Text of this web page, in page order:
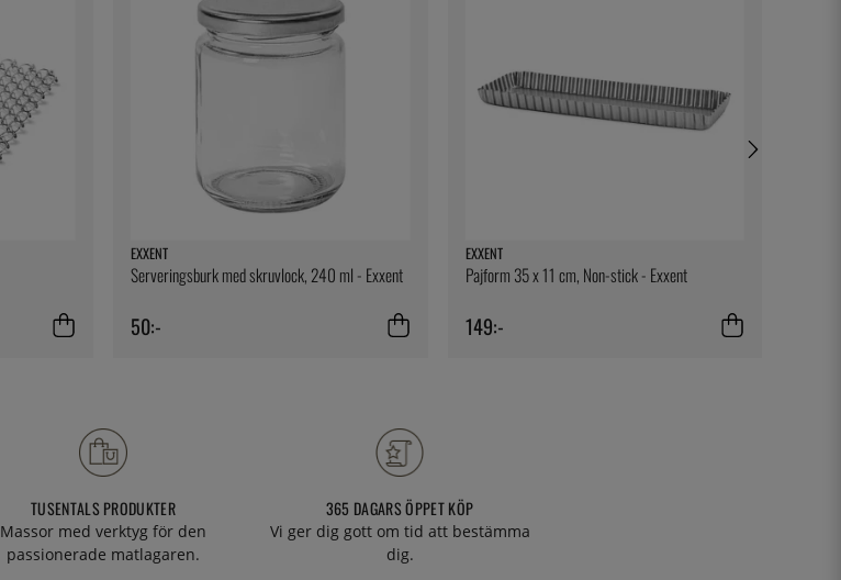
EXXENT
Serveringsburk med skruvlock, 240 ml - Exxent
50:-
EXXENT
Pajform 35 x 11 cm, Non-stick - Exxent
149:-
TUSENTALS PRODUKTER
Massor med verktyg för den
passionerade matlagaren.
365 DAGARS ÖPPET KÖP
Vi ger dig gott om tid att bestämma
dig.